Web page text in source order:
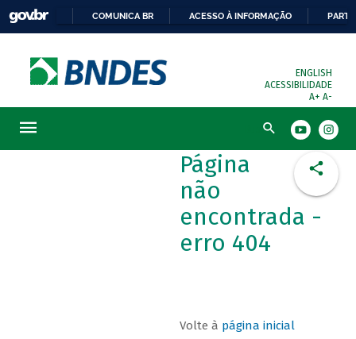
COMUNICA BR ACESSO À INFORMAÇÃO
ENGLISH
ACESSIBILIDADE
A+ A-
Busca
Página
não
encontrada -
erro 404
Volte à página inicial